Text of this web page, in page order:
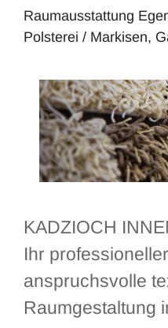
Raumausstattung
Polsterei / Markisen,
KADZIOCH
Ihr
anspruchsvolle
Raumgestaltung